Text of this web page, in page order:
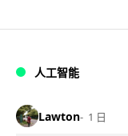
人工智能
Lawton 1 日